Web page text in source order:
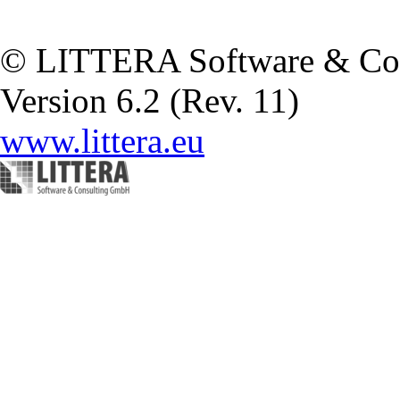
© LITTERA Software &
Version 6.2 (Rev. 11)
www.littera.eu